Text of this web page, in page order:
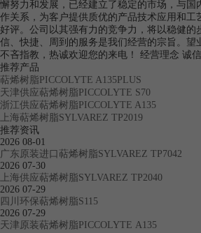
懈努力和发展，已经建立了稳定的市场，与国
作关系，为客户提供质优的产品技术应用和工
好评。公司以其强有力的竞争力，将以稳健的
信、快捷、周到的服务是我们经营的宗旨。望
不吝指教，热诚欢迎您的来电！ 经营理念 诚
推荐产品
萜烯树脂PICCOLYTE A135PLUS
天津供应萜烯树脂PICCOLYTE S70
浙江供应萜烯树脂PICCOLYTE A135
上海萜烯树脂SYLVAREZ TP2019
推荐资讯
2026 08-01
广东原装进口萜烯树脂SYLVAREZ TP7042
2026 07-30
上海供应萜烯树脂SYLVAREZ TP2040
2026 07-29
四川环保萜烯树脂S115
2026 07-29
天津原装萜烯树脂PICCOLYTE A135